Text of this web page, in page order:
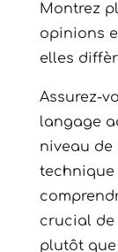
Montrez
opinions
elles
Assurez-
langage
niveau de
technique
crucial de
plutôt que